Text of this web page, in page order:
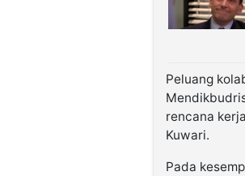
Peluang
rencana
Kuwari.
Pada